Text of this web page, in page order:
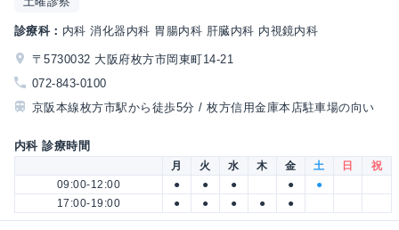
診療科： 内科 消化器内科 胃腸内科 肝臓内科 内視鏡内科
〒5730032 大阪府枚方市岡東町14-21
072-843-0100
京阪本線枚方市駅から徒歩5分 / 枚方信用金庫本店駐車場の向い
内科 診療時間
月 火 水 木 金 土 日
祝
09:00-12:00
● ● ● ●
●
17:00-19:00
● ● ● ● ●